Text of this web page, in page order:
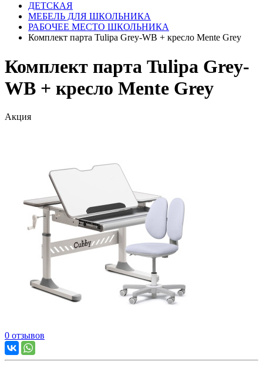
ДЕТСКАЯ
МЕБЕЛЬ ДЛЯ ШКОЛЬНИКА
РАБОЧЕЕ МЕСТО ШКОЛЬНИКА
Комплект парта Tulipa Grey-WB + кресло Mente Grey
Комплект парта Tulipa Grey-
WB + кресло Mente Grey
Акция
0 отзывов